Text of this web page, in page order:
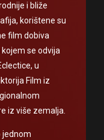
i bliže
korištene su
film dobiva
se odvija
u
Film iz
iz više zemalja.
jednom